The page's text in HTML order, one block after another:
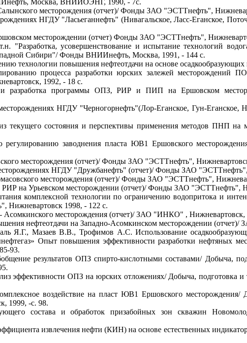
месторождения (отчет)/ Фонды ЗАО "ЭСТТнефть",
НГДУ "Ласьеганнефть" (Нивагальское, Ласс-Еганское,
месторождении (отчет) Фонды ЗАО "ЭСТТнефть",
усовершенствование и испытание технологий
Сибири"/ Фонды ВНИИнефть, Москва, 1991, - 144 с.
технологии повышения нефтеотдачи на основе
процесса разработки юрских залежей месторождений
1992, - 18 с.
и разработка программы ОПЗ, РИР и ПИП на Ершовском
НГДУ "Черногорнефть"(Лор-Еганское, Гун-Еганское,
состояния и перспективы применения методов ПНП на
заводнения пласта ЮВ1 Ершовского
месторождения (отчет)/ Фонды ЗАО "ЭСТТнефть",
НГДУ "Дружбанефть" (отчет)/ Фонды ЗАО
месторождения (отчет)/ Фонды ЗАО "ЭСТТнефть",
на Урьевском месторождении (отчет)/ Фонды ЗАО "ЭСТТнефть",
комплексной технологии по ограничению водопритока и
Нижневартовск 1998, - 122 с.
месторождения (отчет)/ ЗАО "ИНКО" , Нижневартовск,
нефтеотдачи на Западно-Асомкинском месторождении
Мазаев В.В., Трофимов А.С. Использование
Опыт повышения эффективности разработки нефтяных
93.
результатов ОПЗ спирто-кислотными составами/ Добыча,
ОПЗ на юрских отложениях/ Добыча, подготовка и
воздействие на пласт ЮВ1 Ершовского месторождения/
1999, -с. 98.
состава и обработок призабойных зон скважин
извлечения нефти (КИН) на основе естественных